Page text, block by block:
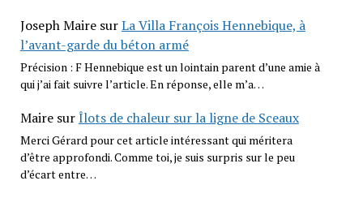
Joseph MairesurLa Villa François Hennebique, à
l’avant-garde du béton armé
Précision : F Hennebique est un lointain parent d’une amie à
qui j’ai fait suivre l’article. En réponse, elle m’a…
MairesurÎlots de chaleur sur la ligne de Sceaux
Merci Gérard pour cet article intéressant qui méritera
d’être approfondi. Comme toi, je suis surpris sur le peu
d’écart entre…